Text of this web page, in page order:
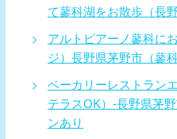
て蓼科湖をお散歩（長
アルトピアーノ蓼科に
ジ）長野県茅野市（蓼科
ベーカリーレストラン
テラスOK）-長野県茅
ンあり